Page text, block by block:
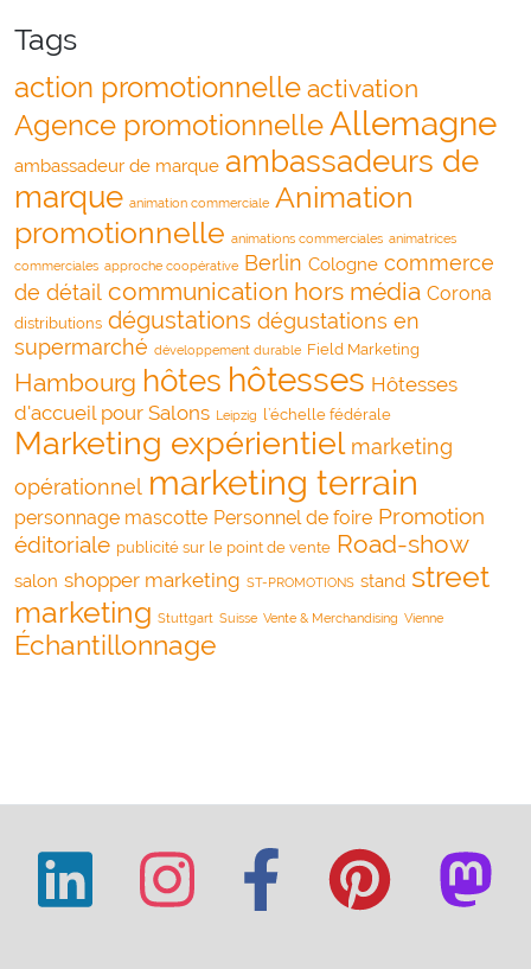
Tags
action promotionnelle activation
Agence promotionnelleAllemagne
ambassadeur de marque ambassadeurs de
marque animation commerciale Animation
promotionnelle animations commerciales animatrices
commerciales approche coopérative Berlin Cologne commerce
de détail communication hors média Corona
distributions dégustations dégustations en
supermarché développement durable Field Marketing
Hambourg hôtes hôtesses Hôtesses
d'accueil pour Salons Leipzig l’échelle fédérale
Marketing expérientiel marketing
opérationnel marketing terrain
personnage mascotte Personnel de foire Promotion
éditoriale publicité sur le point de vente Road-show
salon shopper marketing ST-PROMOTIONS stand street
marketing Stuttgart Suisse Vente & Merchandising Vienne
Échantillonnage